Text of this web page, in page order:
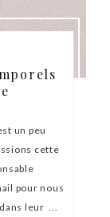
un peu
cette
pour nous
leur ...